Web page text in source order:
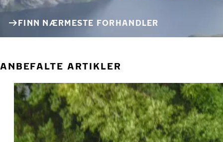
FINN NÆRMESTE FORHANDLER
ANBEFALTE ARTIKLER